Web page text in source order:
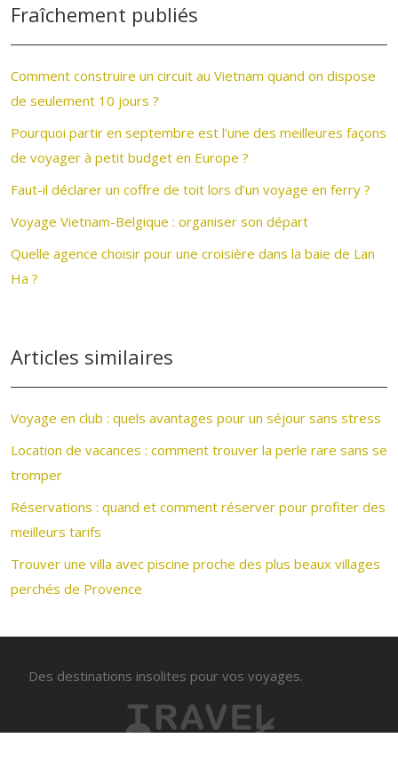
Fraîchement publiés
Comment construire un circuit au Vietnam quand on dispose
de seulement 10 jours ?
Pourquoi partir en septembre est l’une des meilleures façons
de voyager à petit budget en Europe ?
Faut-il déclarer un coffre de toit lors d’un voyage en ferry ?
Voyage Vietnam-Belgique : organiser son départ
Quelle agence choisir pour une croisière dans la baie de Lan
Ha ?
Articles similaires
Voyage en club : quels avantages pour un séjour sans stress
Location de vacances : comment trouver la perle rare sans se
tromper
Réservations : quand et comment réserver pour profiter des
meilleurs tarifs
Trouver une villa avec piscine proche des plus beaux villages
perchés de Provence
Des destinations insolites pour vos voyages.